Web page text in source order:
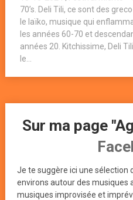
70’s. Deli Tili, ce sont des
le laïko, musique qui
les années 60-70 et
années 20. Kitchissime, Deli
le...
Sur ma page
Je te suggère ici une sélection
environs autour des musiques
musiques improvisée et